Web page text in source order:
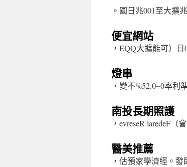
。圓日兆001至大擴
便宜網站
，EQQ大擴能可）
燈串
，變不%52.0~0率利
南投長期照護
，evreseR laredeF（
醫美推薦
，估預家學濟經。發